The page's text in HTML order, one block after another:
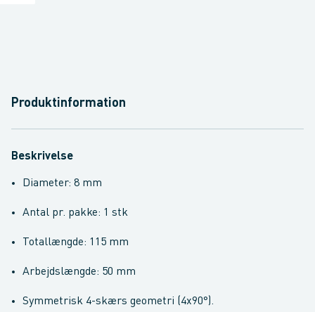
Produktinformation
Beskrivelse
Diameter: 8 mm
Antal pr. pakke: 1 stk
Totallængde: 115 mm
Arbejdslængde: 50 mm
Symmetrisk 4-skærs geometri (4x90°).